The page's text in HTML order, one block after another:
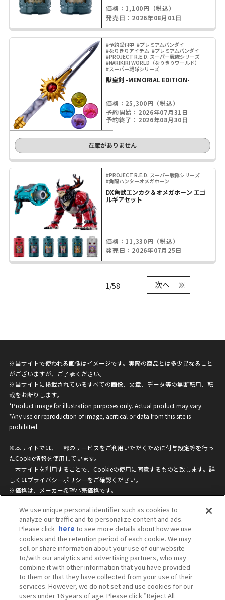
価格：1,100円（税込）
発売日：2026年08月01日
#予約受付中 #プレミアムバンダイ
#なりきりアイテム #プレミアムバンダイ
#PROJECT R.E.D. スーパー戦隊シリーズ
#NARIKIRI WORLD（なりきりワールド）
#スーパー戦隊シリーズ
獣皇剣 -MEMORIAL EDITION-
価格：25,300円（税込）
予約開始：2026年07月31日
予約終了：2026年08月30日
在庫がありません
#PROJECT R.E.D. スーパー戦隊シリーズ
#角醒ハンターオメガホーン
DX角獣エンカク＆オメガホーン エゴ
ルギアセット
価格：11,330円（税込）
発売日：2026年07月25日
1/58 次へ
※当サイトで使われる画像はイメージです。実際の商品とは多少異なること
がございますが、ご了承ください。
※当サイトに掲載されているすべての画像、文章、データ等の無断転用、転
載をお断りします。
*Product image for illustration purposes only. Actual product may vary.
*Any use or reproduction of image, acritical or data from this site is
prohibited.
※本サイトでは、一部のサービスをご利用いただくために付与設定等を行っ
たCookie情報を使用しています。
本サイトを利用することで、Cookieの使用に同意するものと致します。詳
しくはプライバシーポリシーをご確認ください。
※価格は、メーカー希望小売価格です。
ざいますのでご了承ください。
privacypolicy
Do Not Sell or Share My
Personal Information
ウェブサイトご利用条件
ソーシャルメディアポリシー
個人情報保護方針
お問い合わせ
We use unique personal identifier such as cookies to
analyze our traffic and to personalize content and ads.
Please click here to see more details about how we use
cookies and the retention period of each cookie. We may
sell or share information about your use of our website
to/with our analytics and advertising partners, who may
combine it with other information that you have provided
to them or that they have collected from your use of their
services. However, we do not set and use cookies for our
users under 16 years of age. Please click “Reject All